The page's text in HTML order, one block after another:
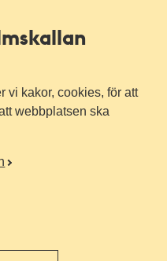
vi kakor, cookies, för att
webbplatsen ska